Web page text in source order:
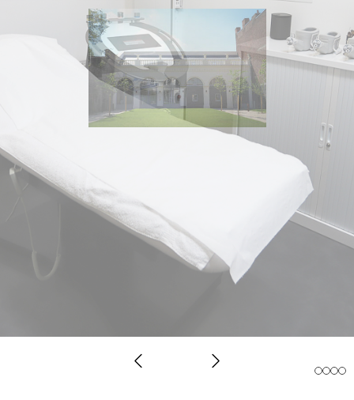
Slide précédentSlide suivant